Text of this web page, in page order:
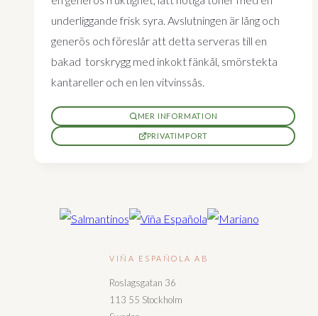
underliggande frisk syra. Avslutningen är lång och
generös och föreslår att detta serveras till en
bakad torskrygg med inkokt fänkål, smörstekta
kantareller och en len vitvinssås.
MER INFORMATION
PRIVATIMPORT
VIÑA ESPAÑOLA AB
Roslagsgatan 36
113 55 Stockholm